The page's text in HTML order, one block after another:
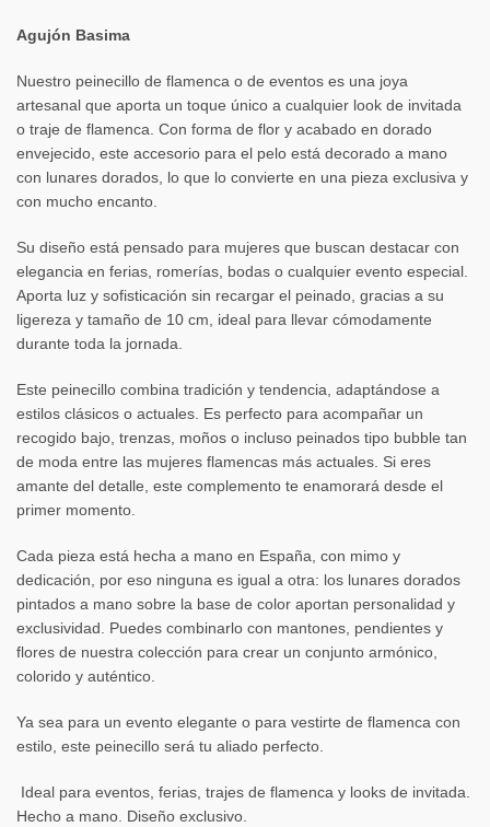
Agujón Basima
Nuestro peinecillo de flamenca o de eventos es una joya
artesanal que aporta un toque único a cualquier look de invitada
o traje de flamenca. Con forma de flor y acabado en dorado
envejecido, este accesorio para el pelo está decorado a mano
con lunares dorados, lo que lo convierte en una pieza exclusiva y
con mucho encanto.
Su diseño está pensado para mujeres que buscan destacar con
elegancia en ferias, romerías, bodas o cualquier evento especial.
Aporta luz y sofisticación sin recargar el peinado, gracias a su
ligereza y tamaño de 10 cm, ideal para llevar cómodamente
durante toda la jornada.
Este peinecillo combina tradición y tendencia, adaptándose a
estilos clásicos o actuales. Es perfecto para acompañar un
recogido bajo, trenzas, moños o incluso peinados tipo bubble tan
de moda entre las mujeres flamencas más actuales. Si eres
amante del detalle, este complemento te enamorará desde el
primer momento.
Cada pieza está hecha a mano en España, con mimo y
dedicación, por eso ninguna es igual a otra: los lunares dorados
pintados a mano sobre la base de color aportan personalidad y
exclusividad. Puedes combinarlo con mantones, pendientes y
flores de nuestra colección para crear un conjunto armónico,
colorido y auténtico.
Ya sea para un evento elegante o para vestirte de flamenca con
estilo, este peinecillo será tu aliado perfecto.
Ideal para eventos, ferias, trajes de flamenca y looks de invitada.
Hecho a mano. Diseño exclusivo.